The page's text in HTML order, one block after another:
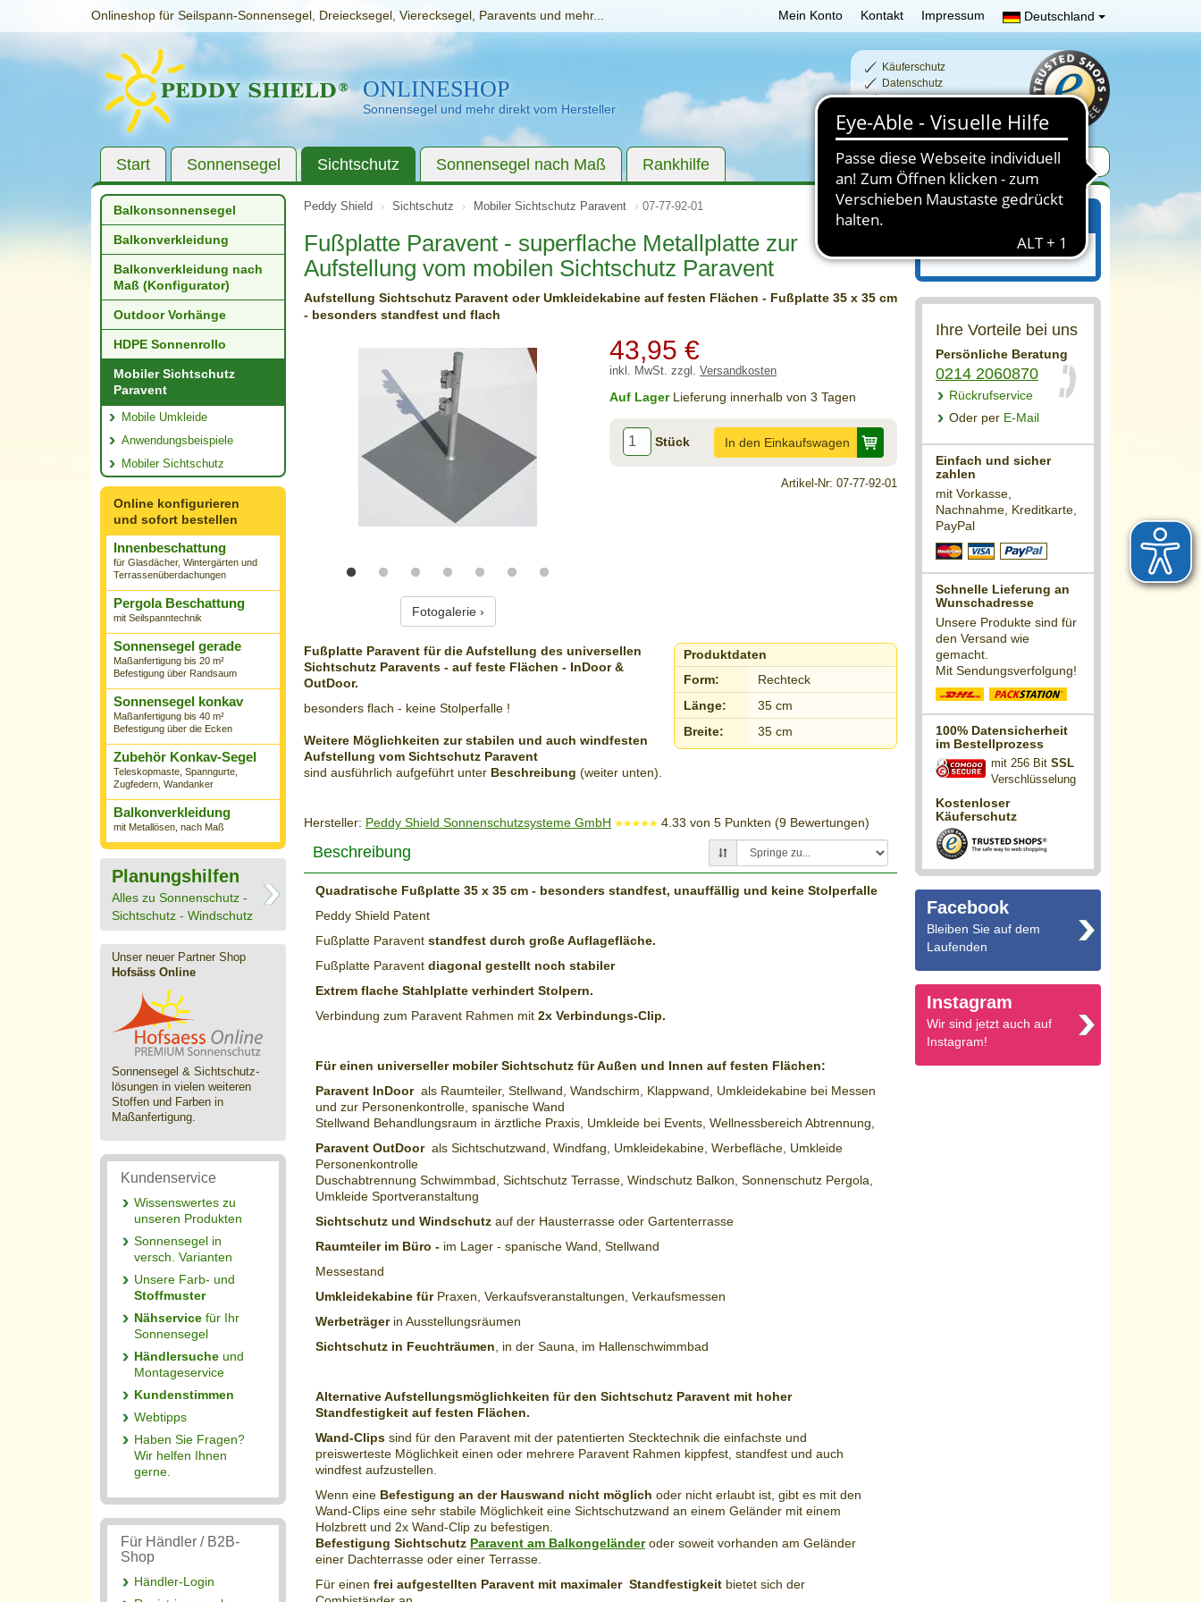
Onlineshop für Seilspann-Sonnensegel, Dreiecksegel, Vierecksegel, Paravents und mehr... Mein Konto Kontakt Impressum Deutschland
ONLINESHOP
Sonnensegel und mehr direkt vom Hersteller
Käuferschutz
Datenschutz
Schnelle Lieferzeiten
Sichere Zahlung
Start Sonnensegel Sichtschutz Sonnensegel nach Maß Rankhilfe
Peddy Shield Sichtschutz Mobiler Sichtschutz Paravent 07-77-92-01
Fußplatte Paravent - superflache Metallplatte zur
Aufstellung vom mobilen Sichtschutz Paravent
Aufstellung Sichtschutz Paravent oder Umkleidekabine auf festen Flächen - Fußplatte 35 x 35 cm
- besonders standfest und flach
Fotogalerie ›
43,95 €
inkl. MwSt. zzgl. Versandkosten
Auf LagerLieferung innerhalb von 3 Tagen
Stück In den Einkaufswagen
Artikel-Nr: 07-77-92-01
Produktdaten
Form:
Rechteck
Länge:
35 cm
Breite:
35 cm
Fußplatte Paravent für die Aufstellung des universellen
Sichtschutz Paravents - auf feste Flächen - InDoor &
OutDoor.
besonders flach - keine Stolperfalle !
Weitere Möglichkeiten zur stabilen und auch windfesten
Aufstellung vom Sichtschutz Paravent
sind ausführlich aufgeführt unter Beschreibung (weiter unten).
Hersteller: Peddy Shield Sonnenschutzsysteme GmbH 4.33 von 5 Punkten (9 Bewertungen)
Beschreibung
Quadratische Fußplatte 35 x 35 cm - besonders standfest, unauffällig und keine Stolperfalle
Peddy Shield Patent
Fußplatte Paravent standfest durch große Auflagefläche.
Fußplatte Paravent diagonal gestellt noch stabiler
Extrem flache Stahlplatte verhindert Stolpern.
Verbindung zum Paravent Rahmen mit 2x Verbindungs-Clip.
Für einen universeller mobiler Sichtschutz für Außen und Innen auf festen Flächen:
Paravent InDoorals Raumteiler, Stellwand, Wandschirm, Klappwand, Umkleidekabine bei Messen
und zur Personenkontrolle, spanische Wand
Stellwand Behandlungsraum in ärztliche Praxis, Umkleide bei Events, Wellnessbereich Abtrennung,
Paravent OutDoorals Sichtschutzwand, Windfang, Umkleidekabine, Werbefläche, Umkleide
Personenkontrolle
Duschabtrennung Schwimmbad, Sichtschutz Terrasse, Windschutz Balkon, Sonnenschutz Pergola,
Umkleide Sportveranstaltung
Sichtschutz und Windschutz auf der Hausterrasse oder Gartenterrasse
Raumteiler im Büro - im Lager - spanische Wand, Stellwand
Messestand
Umkleidekabine fürPraxen, Verkaufsveranstaltungen, Verkaufsmessen
Werbeträgerin Ausstellungsräumen
Sichtschutz in Feuchträumen , in der Sauna, im Hallenschwimmbad
Alternative Aufstellungsmöglichkeiten für den Sichtschutz Paravent mit hoher
Standfestigkeit auf festen Flächen.
Wand-Clips sind für den Paravent mit der patentierten Stecktechnik die einfachste und
preiswerteste Möglichkeit einen oder mehrere Paravent Rahmen kippfest, standfest und auch
windfest aufzustellen.
Wenn eine Befestigung an der Hauswand nicht möglich oder nicht erlaubt ist, gibt es mit den
Wand-Clips eine sehr stabile Möglichkeit eine Sichtschutzwand an einem Geländer mit einem
Holzbrett und 2x Wand-Clip zu befestigen.
Befestigung Sichtschutz Paravent am Balkongeländeroder soweit vorhanden am Geländer
einer Dachterrasse oder einer Terrasse.
Für einen frei aufgestellten Paravent mit maximaler Standfestigkeit bietet sich der
Ihr Einkaufswagen ist leer.
Ihre Vorteile bei uns
Persönliche Beratung
0214 2060870
Rückrufservice
Oder per E-Mail
Einfach und sicher
zahlen
mit Vorkasse,
Nachnahme, Kreditkarte,
PayPal
Schnelle Lieferung an
Wunschadresse
Unsere Produkte sind für
den Versand wie
gemacht.
Mit Sendungsverfolgung!
100% Datensicherheit
im Bestellprozess
mit 256 Bit SSL
Verschlüsselung
Kostenloser
Käuferschutz
Facebook
Bleiben Sie auf dem
Laufenden
Instagram
Wir sind jetzt auch auf
Instagram!
Balkonsonnensegel
Balkonverkleidung
Balkonverkleidung nach
Maß (Konfigurator)
Outdoor Vorhänge
HDPE Sonnenrollo
Mobiler Sichtschutz
Paravent
Mobile Umkleide
Anwendungsbeispiele
Mobiler Sichtschutz
Online konfigurieren
und sofort bestellen
Innenbeschattung
für Glasdächer, Wintergärten und
Terrassenüberdachungen
Pergola Beschattung
mit Seilspanntechnik
Sonnensegel gerade
Maßanfertigung bis 20 m²
Befestigung über Randsaum
Sonnensegel konkav
Maßanfertigung bis 40 m²
Befestigung über die Ecken
Zubehör Konkav-Segel
Teleskopmaste, Spanngurte,
Zugfedern, Wandanker
Balkonverkleidung
mit Metallösen, nach Maß
Planungshilfen
Alles zu Sonnenschutz -
Sichtschutz - Windschutz
Unser neuer Partner Shop
Hofsäss Online
Sonnensegel & Sichtschutz­
lösungen in vielen weiteren
Stoffen und Farben in
Maßanfertigung.
Kundenservice
Wissenswertes zu
unseren Produkten
Sonnensegel in
versch. Varianten
Unsere Farb- und
Stoffmuster
Nähservice für Ihr
Sonnensegel
Händlersuche und
Montageservice
Kundenstimmen
Webtipps
Haben Sie Fragen?
Wir helfen Ihnen
gerne.
Für Händler / B2B-
Shop
Händler-Login